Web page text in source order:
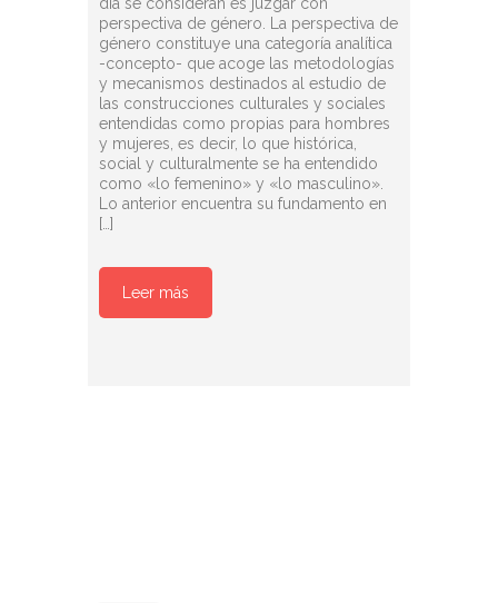
perspectiva de género. La perspectiva de
género constituye una categoría analítica
-concepto- que acoge las metodologías
y mecanismos destinados al estudio de
las construcciones culturales y sociales
entendidas como propias para hombres
y mujeres, es decir, lo que histórica,
social y culturalmente se ha entendido
como «lo femenino» y «lo masculino».
Lo anterior encuentra su fundamento en
[…]
Leer más